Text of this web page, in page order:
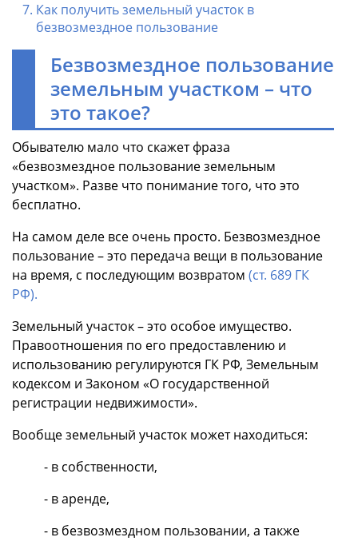
Как получить земельный участок в
безвозмездное пользование
Безвозмездное пользование
земельным участком – что
это такое?
Обывателю мало что скажет фраза
«безвозмездное пользование земельным
участком». Разве что понимание того, что это
бесплатно.
На самом деле все очень просто. Безвозмездное
пользование – это передача вещи в пользование
на время, с последующим возвратом (ст. 689 ГК
РФ).
Земельный участок – это особое имущество.
Правоотношения по его предоставлению и
использованию регулируются ГК РФ, Земельным
кодексом и Законом «О государственной
регистрации недвижимости».
Вообще земельный участок может находиться:
- в собственности,
- в аренде,
- в безвозмездном пользовании, а также